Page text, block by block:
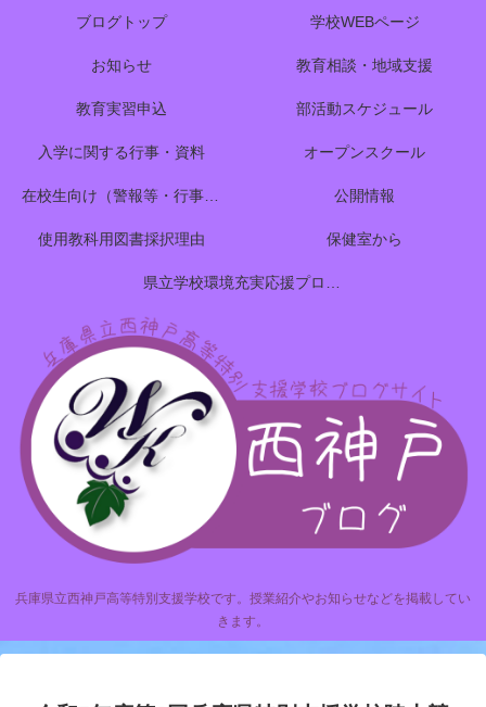
兵庫県立西神戸高等特別支援学校です。授業紹介やお知らせなどを掲載してい
きます。
ブログトップ 学校WEBページ
お知らせ 教育相談・地域支援
教育実習申込 部活動スケジュール
入学に関する行事・資料 オープンスクール
在校生向け（警報等・行事予定） 公開情報
使用教科用図書採択理由 保健室から